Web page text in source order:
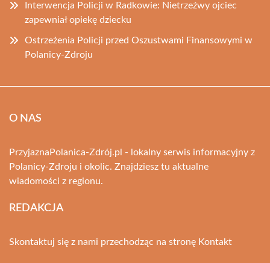
Interwencja Policji w Radkowie: Nietrzeźwy ojciec
zapewniał opiekę dziecku
Ostrzeżenia Policji przed Oszustwami Finansowymi w
Polanicy-Zdroju
O NAS
PrzyjaznaPolanica-Zdrój.pl - lokalny serwis informacyjny z
Polanicy-Zdroju i okolic. Znajdziesz tu aktualne
wiadomości z regionu.
REDAKCJA
Skontaktuj się z nami przechodząc na stronę Kontakt